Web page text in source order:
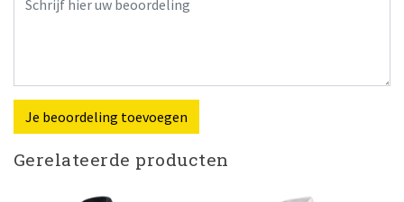
Je beoordeling toevoegen
Gerelateerde producten